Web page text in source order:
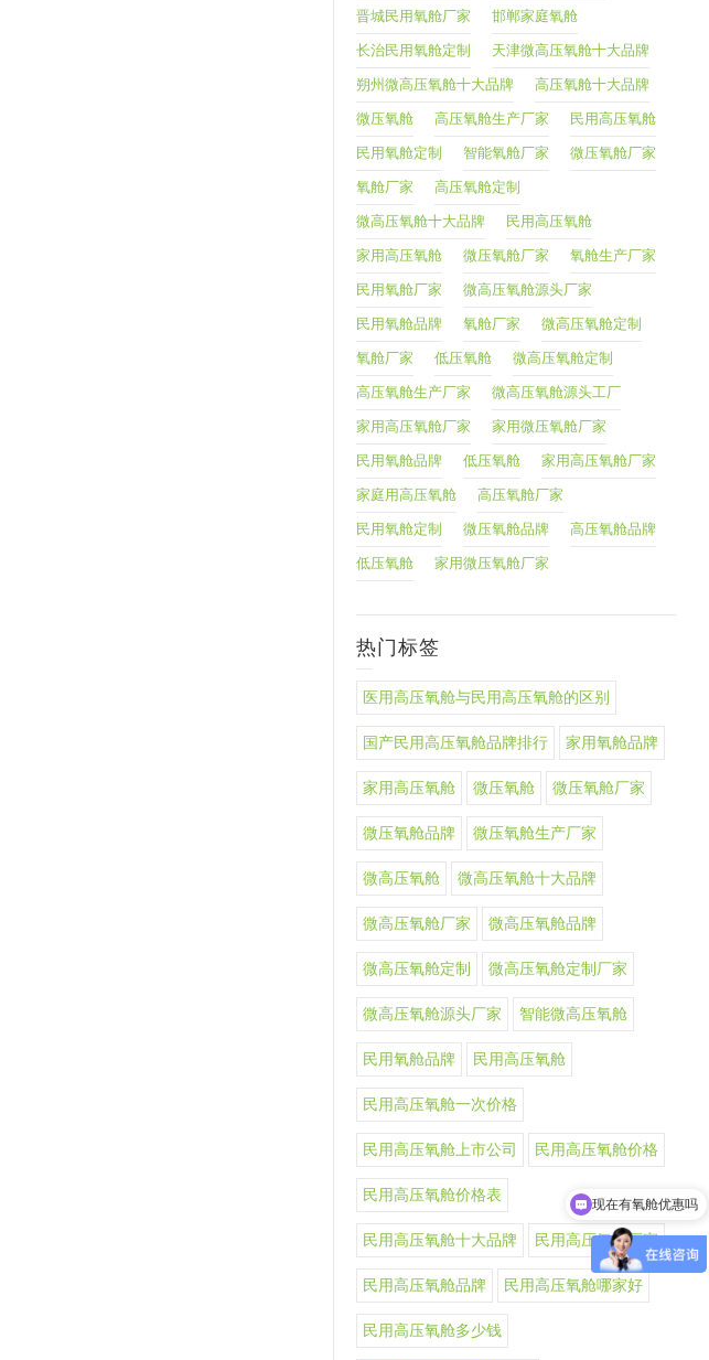
晋城民用氧舱厂家 邯郸家庭氧舱
长治民用氧舱定制 天津微高压氧舱十大品牌
朔州微高压氧舱十大品牌 高压氧舱十大品牌
微压氧舱 高压氧舱生产厂家 民用高压氧舱
民用氧舱定制 智能氧舱厂家 微压氧舱厂家
氧舱厂家 高压氧舱定制
微高压氧舱十大品牌 民用高压氧舱
家用高压氧舱 微压氧舱厂家 氧舱生产厂家
民用氧舱厂家 微高压氧舱源头厂家
民用氧舱品牌 氧舱厂家 微高压氧舱定制
氧舱厂家 低压氧舱 微高压氧舱定制
高压氧舱生产厂家 微高压氧舱源头工厂
家用高压氧舱厂家 家用微压氧舱厂家
民用氧舱品牌 低压氧舱 家用高压氧舱厂家
家庭用高压氧舱 高压氧舱厂家
民用氧舱定制 微压氧舱品牌 高压氧舱品牌
低压氧舱 家用微压氧舱厂家
热门标签
医用高压氧舱与民用高压氧舱的区别
国产民用高压氧舱品牌排行 家用氧舱品牌
家用高压氧舱 微压氧舱 微压氧舱厂家
微压氧舱品牌 微压氧舱生产厂家
微高压氧舱 微高压氧舱十大品牌
微高压氧舱厂家 微高压氧舱品牌
微高压氧舱定制 微高压氧舱定制厂家
微高压氧舱源头厂家 智能微高压氧舱
民用氧舱品牌 民用高压氧舱
民用高压氧舱一次价格
民用高压氧舱上市公司 民用高压氧舱价格
民用高压氧舱价格表
民用高压氧舱十大品牌 民用高压氧舱厂家
民用高压氧舱品牌 民用高压氧舱哪家好
民用高压氧舱多少钱
现在有氧舱优惠吗